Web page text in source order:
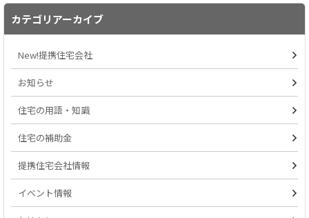
カテゴリアーカイブ
New!提携住宅会社
お知らせ
住宅の用語・知識
住宅の補助金
提携住宅会社情報
イベント情報